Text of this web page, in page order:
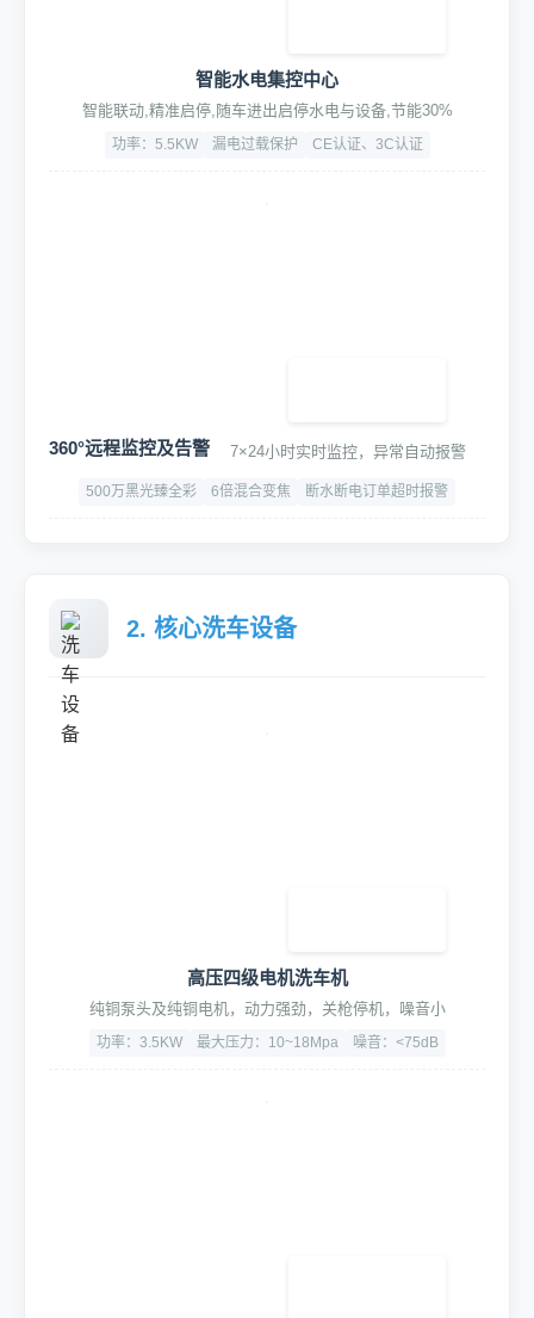
智能水电集控中心
智能联动,精准启停,随车进出启停水电与设备,节能30%
功率：5.5KW 漏电过载保护 CE认证、3C认证
360°远程监控及告警 7×24小时实时监控，异常自动报警
500万黑光臻全彩 6倍混合变焦 断水断电订单超时报警
2. 核心洗车设备
高压四级电机洗车机
纯铜泵头及纯铜电机，动力强劲，关枪停机，噪音小
功率：3.5KW 最大压力：10~18Mpa 噪音：<75dB